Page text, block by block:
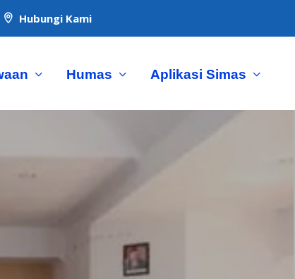
 Hubungi Kami
Humas Aplikasi Simas